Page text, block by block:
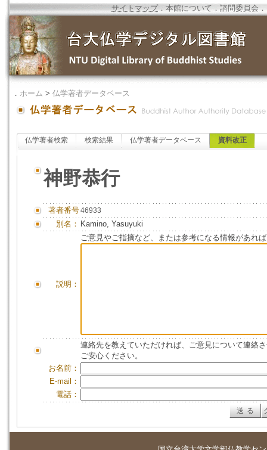
サイトマップ．本館について ．諮問委員会 ．
． ホーム > 仏学著者データベース
仏学著者検索 検索結果 仏学著者データベース 資料改正
神野恭行
著者番号46933
別名： Kamino, Yasuyuki
説明：
ご意見やご指摘など、または参考になる情報があれ
連絡先を教えていただければ、ご意見について連絡
ご安心ください。
お名前：
E-mail：
電話：